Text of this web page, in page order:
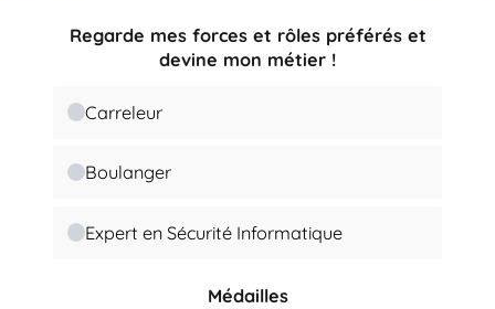
Regarde mes forces et rôles préférés et
devine mon métier !
Carreleur
Boulanger
Expert en Sécurité Informatique
Médailles